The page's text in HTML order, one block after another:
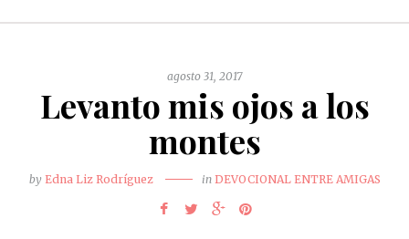
agosto 31, 2017
Levanto mis ojos a los
montes
by Edna Liz Rodríguez in DEVOCIONAL ENTRE AMIGAS